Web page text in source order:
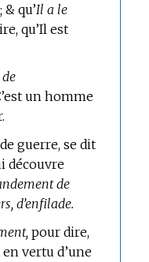
qu’Il a le
qu’Il est
un homme
guerre, se dit
découvre
de
d’enfilade.
pour dire,
vertu d’une